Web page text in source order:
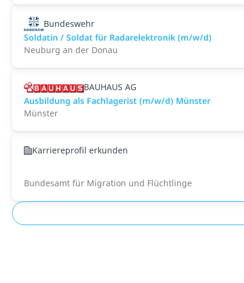
Bundeswehr
Soldatin / Soldat für Radarelektronik (m/w/d)
Neuburg an der Donau
BAUHAUS AG
Ausbildung als Fachlagerist (m/w/d) Münster
Münster
Karriereprofil erkunden
Bundesamt für Migration und Flüchtlinge